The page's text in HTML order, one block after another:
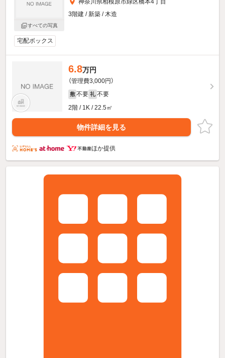
すべての写真
神奈川県相模原市緑区橋本4丁目
3階建 / 新築 / 木造
宅配ボックス
6.8万円
（管理費3,000円）
敷 不要 礼 不要
2階 / 1K / 22.5㎡
物件詳細を見る
ほか提供